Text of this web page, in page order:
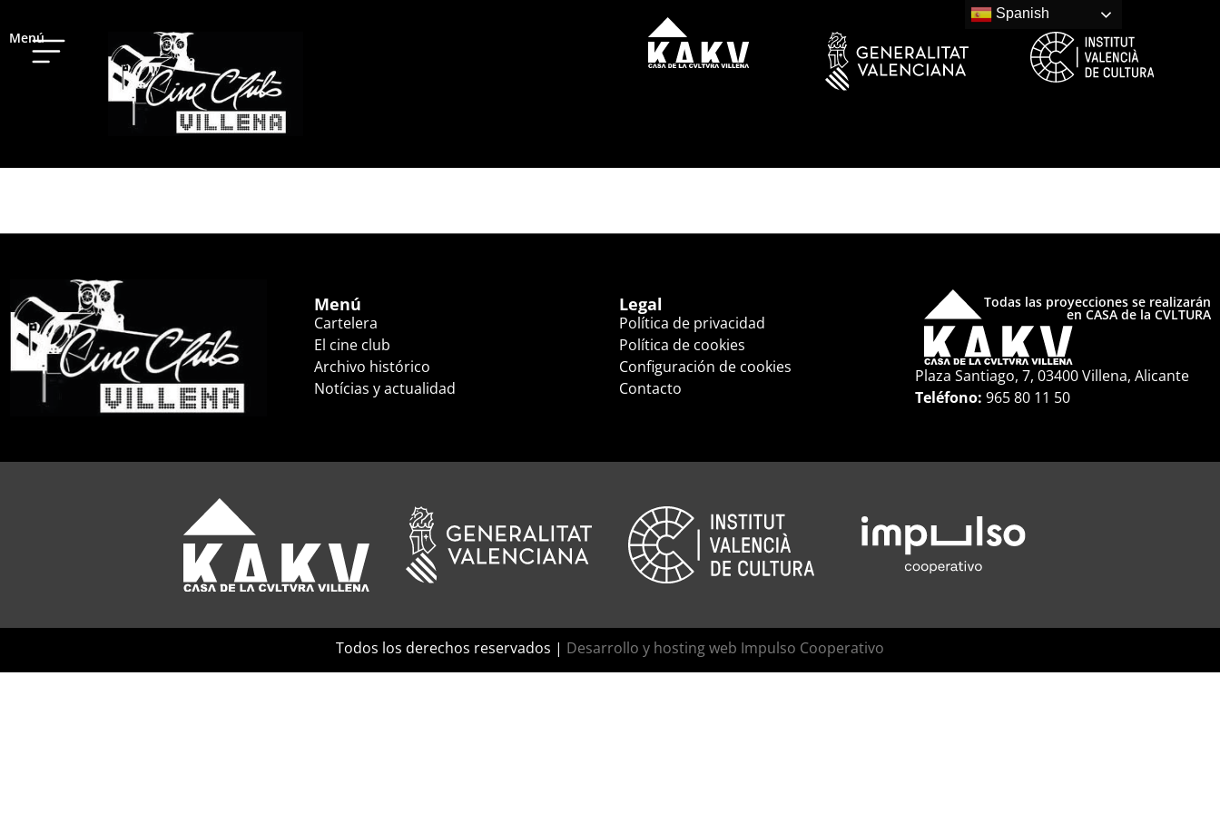
Menú
Menú
Cartelera
El cine club
Archivo histórico
Notícias y actualidad
Legal
Política de privacidad
Política de cookies
Configuración de cookies
Contacto
Todas las proyecciones se realizarán
en CASA de la CVLTURA
Plaza Santiago, 7, 03400 Villena, Alicante
Teléfono: 965 80 11 50
Todos los derechos reservados | Desarrollo y hosting web Impulso Cooperativo
Spanish